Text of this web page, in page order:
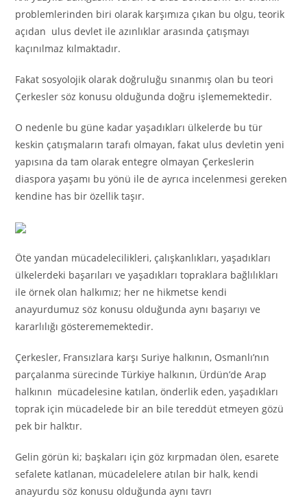
problemlerinden biri olarak karşımıza çıkan bu olgu, teorik
açıdan ulus devlet ile azınlıklar arasında çatışmayı
kaçınılmaz kılmaktadır.
Fakat sosyolojik olarak doğruluğu sınanmış olan bu teori
Çerkesler söz konusu olduğunda doğru işlememektedir.
O nedenle bu güne kadar yaşadıkları ülkelerde bu tür
keskin çatışmaların tarafı olmayan, fakat ulus devletin yeni
yapısına da tam olarak entegre olmayan Çerkeslerin
diaspora yaşamı bu yönü ile de ayrıca incelenmesi gereken
kendine has bir özellik taşır.
Öte yandan mücadelecilikleri, çalışkanlıkları, yaşadıkları
ülkelerdeki başarıları ve yaşadıkları topraklara bağlılıkları
ile örnek olan halkımız; her ne hikmetse kendi
anayurdumuz söz konusu olduğunda aynı başarıyı ve
kararlılığı gösterememektedir.
Çerkesler, Fransızlara karşı Suriye halkının, Osmanlı’nın
parçalanma sürecinde Türkiye halkının, Ürdün’de Arap
halkının mücadelesine katılan, önderlik eden, yaşadıkları
toprak için mücadelede bir an bile tereddüt etmeyen gözü
pek bir halktır.
Gelin görün ki; başkaları için göz kırpmadan ölen, esarete
sefalete katlanan, mücadelelere atılan bir halk, kendi
anayurdu söz konusu olduğunda aynı tavrı